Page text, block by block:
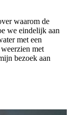
waarom de
we eindelijk aan
met een
met
bezoek aan